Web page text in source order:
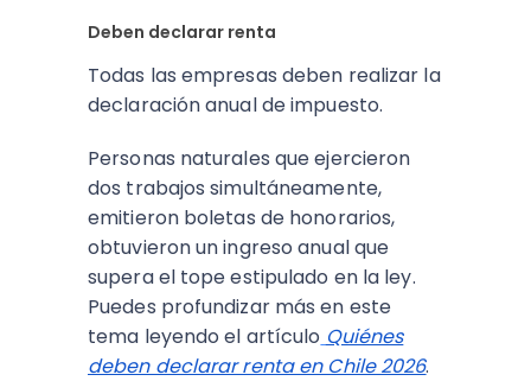
Deben declarar renta
Todas las empresas deben realizar la
declaración anual de impuesto.
Personas naturales que ejercieron
dos trabajos simultáneamente,
emitieron boletas de honorarios,
obtuvieron un ingreso anual que
supera el tope estipulado en la ley.
Puedes profundizar más en este
tema leyendo el artículo Quiénes
deben declarar renta en Chile 2026.